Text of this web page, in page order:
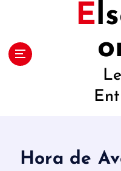
Elsemáf
Hora de